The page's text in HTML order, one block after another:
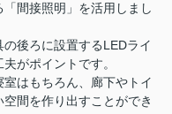
間接照明」を活用しまし
後ろに設置するLEDライ
がポイントです。
はもちろん、廊下やトイ
間を作り出すことができ